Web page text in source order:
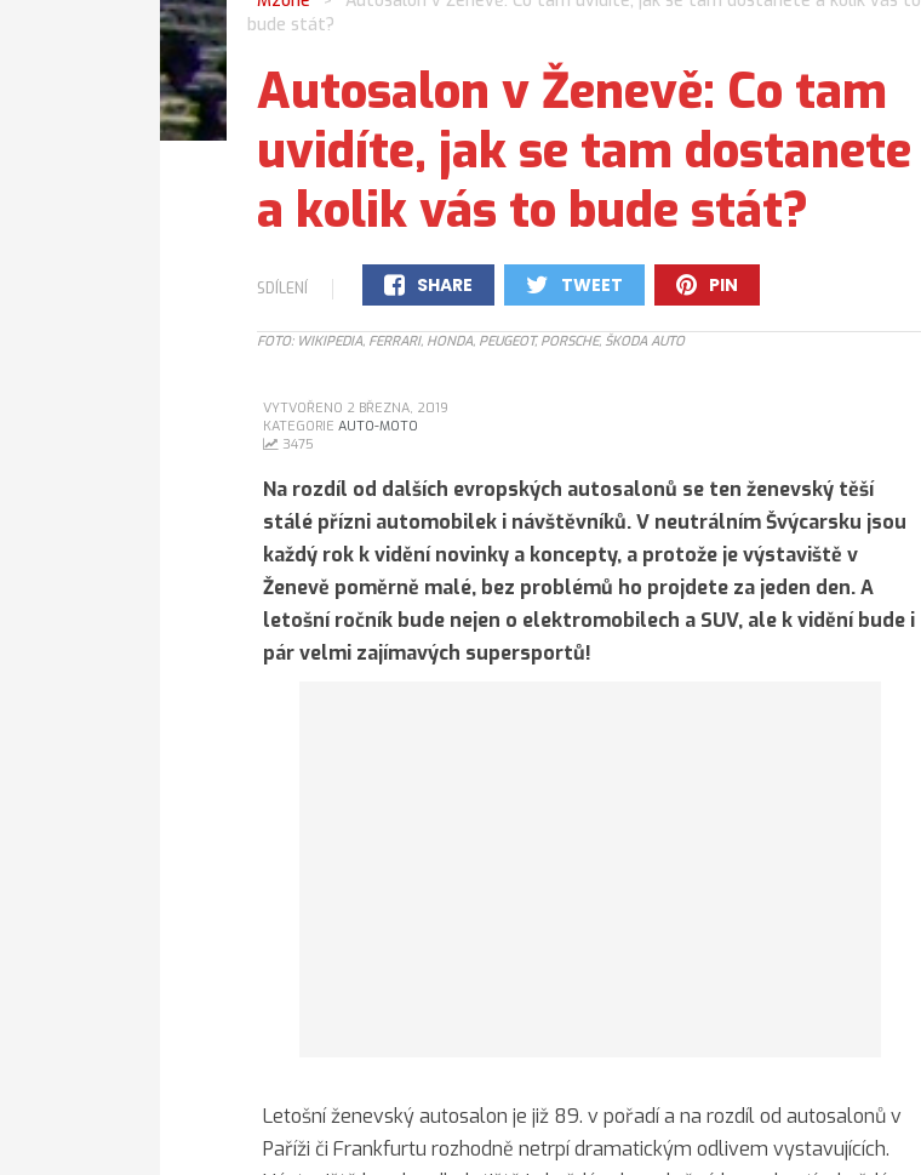
bude stát?
Autosalon v Ženevě: Co tam
uvidíte, jak se tam dostanete
a kolik vás to bude stát?
SDÍLENÍ
SHARE
0
TWEET
0
PIN
0
FOTO: WIKIPEDIA, FERRARI, HONDA, PEUGEOT, PORSCHE, ŠKODA AUTO
VYTVOŘENO 2 BŘEZNA, 2019
KATEGORIE AUTO-MOTO
3475
Na rozdíl od dalších evropských autosalonů se ten ženevský těší
stálé přízni automobilek i návštěvníků. V neutrálním Švýcarsku jsou
každý rok k vidění novinky a koncepty, a protože je výstaviště v
Ženevě poměrně malé, bez problémů ho projdete za jeden den. A
letošní ročník bude nejen o elektromobilech a SUV, ale k vidění bude i
pár velmi zajímavých supersportů!
Letošní ženevský autosalon je již 89. v pořadí a na rozdíl od autosalonů v
Paříži či Frankfurtu rozhodně netrpí dramatickým odlivem vystavujících.